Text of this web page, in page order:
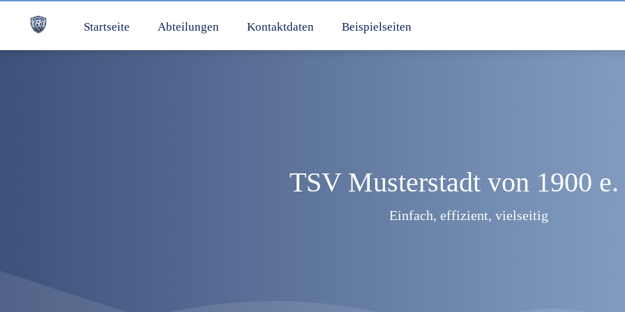
TSV Musterstadt von 1900 e.
Einfach, effizient, vielseitig
Startseite Abteilungen Kontaktdaten Beispielseiten